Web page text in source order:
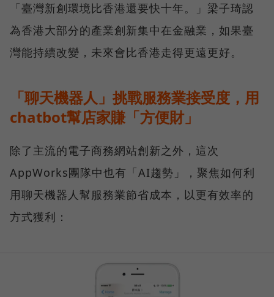
「臺灣新創環境比香港還要快十年。」梁子琦認
為香港大部分的產業創新集中在金融業，如果臺
灣能持續改變，未來會比香港走得更遠更好。
「聊天機器人」挑戰服務業接受度，用
chatbot幫店家賺「方便財」
除了主流的電子商務網站創新之外，這次
AppWorks團隊中也有「AI趨勢」，聚焦如何利
用聊天機器人幫服務業節省成本，以更有效率的
方式獲利：